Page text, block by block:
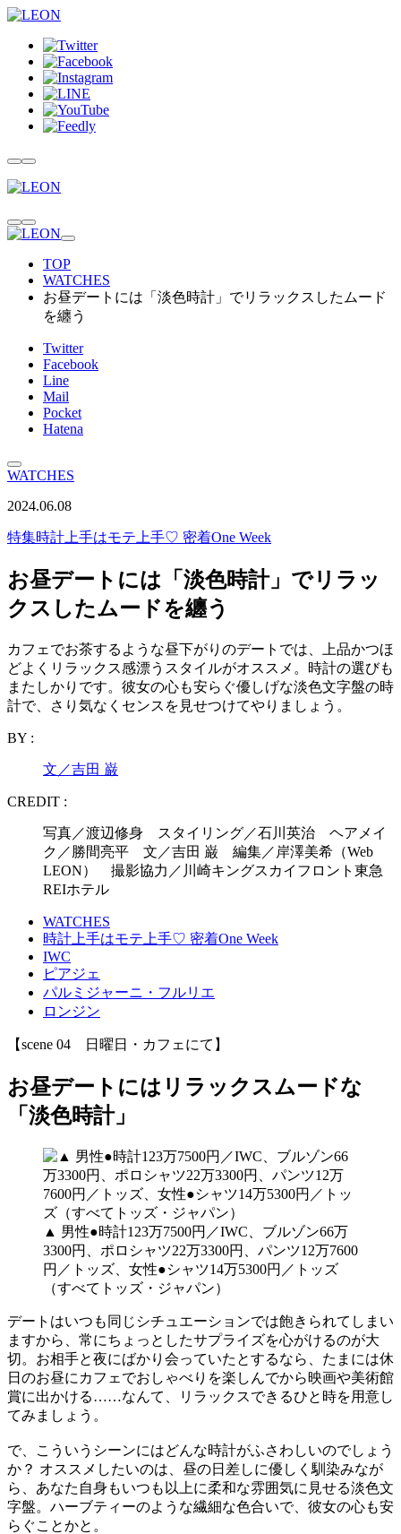
TOP
WATCHES
お昼デートには「淡色時計」でリラックスしたムード
を纏う
Twitter
Facebook
Line
Mail
Pocket
Hatena
WATCHES
2024.06.08
特集時計上手はモテ上手♡ 密着One Week
お昼デートには「淡色時計」でリラッ
クスしたムードを纏う
カフェでお茶するような昼下がりのデートでは、上品かつほ
どよくリラックス感漂うスタイルがオススメ。時計の選びも
またしかりです。彼女の心も安らぐ優しげな淡色文字盤の時
計で、さり気なくセンスを見せつけてやりましょう。
BY :
文／吉田 巌
CREDIT :
写真／渡辺修身 スタイリング／石川英治 ヘアメイ
ク／勝間亮平 文／吉田 巌 編集／岸澤美希（Web
LEON） 撮影協力／川崎キングスカイフロント東急
REIホテル
WATCHES
時計上手はモテ上手♡ 密着One Week
IWC
ピアジェ
パルミジャーニ・フルリエ
ロンジン
【scene 04 日曜日・カフェにて】
お昼デートにはリラックスムードな
「淡色時計」
▲ 男性●時計123万7500円／IWC、ブルゾン66万
3300円、ポロシャツ22万3300円、パンツ12万7600
円／トッズ、女性●シャツ14万5300円／トッズ
（すべてトッズ・ジャパン）
デートはいつも同じシチュエーションでは飽きられてしまい
ますから、常にちょっとしたサプライズを心がけるのが大
切。お相手と夜にばかり会っていたとするなら、たまには休
日のお昼にカフェでおしゃべりを楽しんでから映画や美術館
賞に出かける……なんて、リラックスできるひと時を用意し
てみましょう。
で、こういうシーンにはどんな時計がふさわしいのでしょう
か？ オススメしたいのは、昼の日差しに優しく馴染みなが
ら、あなた自身もいつも以上に柔和な雰囲気に見せる淡色文
字盤。ハーブティーのような繊細な色合いで、彼女の心も安
らぐことかと。